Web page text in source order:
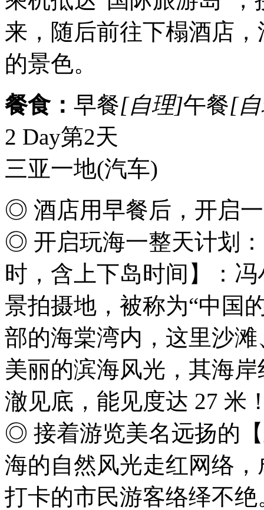
来，随后前往下榻酒店
的景色。
餐食： 早餐[自理]午餐[
2 Day第2天
三亚一地(汽车)
◎ 酒店用早餐后，开启
◎ 开启玩海一整天计划
时，含上下岛时间】：
景拍摄地，被称为“中国
部的海棠湾内，这里沙
美丽的滨海风光，其海
澈见底，能见度达 27 米
◎ 接着游览美名远扬的
海的自然风光走红网络
打卡的市民游客络绎不